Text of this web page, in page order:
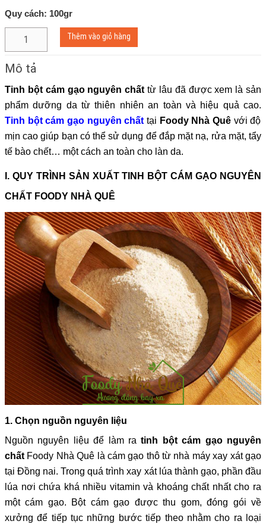
Quy cách: 100gr
GẠO
NGUYÊN
CHẤT
số
lượng
Thêm vào giỏ hàng
Mô tả
Tinh bột cám gạo nguyên chất từ lâu đã được xem là sản
phẩm dưỡng da từ thiên nhiên an toàn và hiệu quả cao.
Tinh bột cám gạo nguyên chất tại Foody Nhà Quê với độ
mịn cao giúp bạn có thể sử dụng để đắp mặt nạ, rửa mặt, tẩy
tế bào chết… một cách an toàn cho làn da.
I. QUY TRÌNH SẢN XUẤT TINH BỘT CÁM GẠO NGUYÊN
CHẤT FOODY NHÀ QUÊ
1. Chọn nguồn nguyên liệu
Nguồn nguyên liệu để làm ratinh bột cám gạo nguyên
chất Foody Nhà Quê là cám gạo thô từ nhà máy xay xát gạo
tại Đồng nai. Trong quá trình xay xát lúa thành gạo, phần đầu
lúa nơi chứa khá nhiều vitamin và khoáng chất nhất cho ra
một cám gạo. Bột cám gạo được thu gom, đóng gói về
xưởng để tiếp tục những bước tiếp theo nhằm cho ra loại